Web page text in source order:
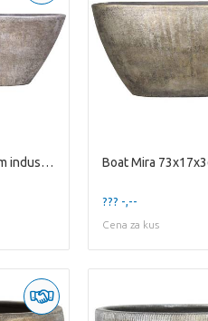
Boat Mira 69x17x25cm industrial white
??? -,--
Cena za kus